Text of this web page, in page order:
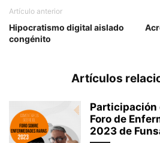
Artículo anterior
Hipocratismo digital aislado
congénito
Artículos
Participación
Foro de
2023 de